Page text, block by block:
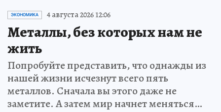
ЭКОНОМИКА 4 августа 2026 12:06
Металлы, без которых нам не
жить
Попробуйте представить, что однажды из
нашей жизни исчезнут всего пять
металлов. Сначала вы этого даже не
заметите. А затем мир начнет меняться…